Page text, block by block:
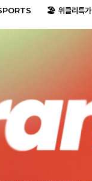
🏖️ 위클리특가